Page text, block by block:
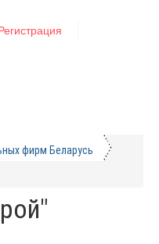
фирм Беларусь